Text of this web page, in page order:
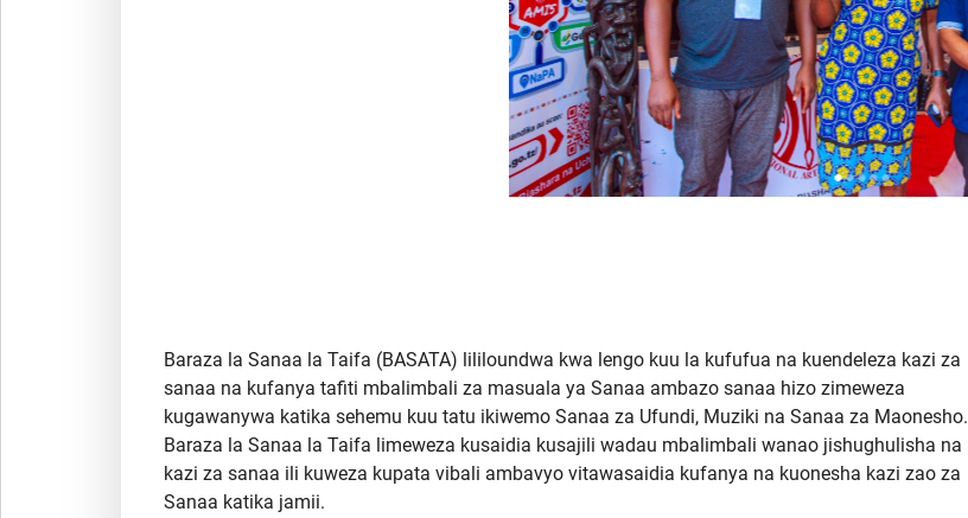
Baraza la Sanaa la Taifa (BASATA) lililoundwa kwa lengo kuu la kufufua na kuendeleza kazi za
sanaa na kufanya tafiti mbalimbali za masuala ya Sanaa ambazo sanaa hizo zimeweza
kugawanywa katika sehemu kuu tatu ikiwemo Sanaa za Ufundi, Muziki na Sanaa za Maonesho.
Baraza la Sanaa la Taifa limeweza kusaidia kusajili wadau mbalimbali wanao jishughulisha na
kazi za sanaa ili kuweza kupata vibali ambavyo vitawasaidia kufanya na kuonesha kazi zao za
Sanaa katika jamii.